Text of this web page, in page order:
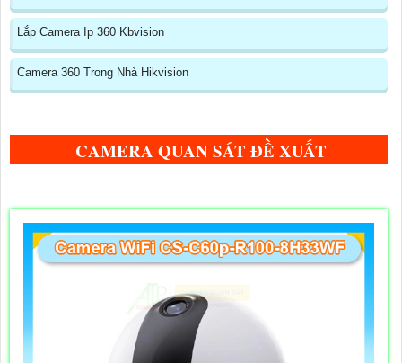
Lắp Camera Ip 360 Kbvision
Camera 360 Trong Nhà Hikvision
CAMERA QUAN SÁT ĐỀ XUẤT